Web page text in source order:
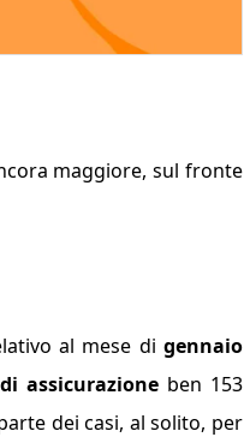
maggiore, sul fronte
al mese di gennaio
assicurazione ben 153
dei casi, al solito, per